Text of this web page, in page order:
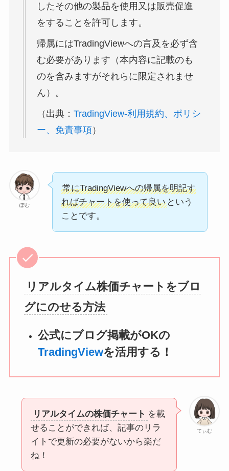
したその他の製品を使用又は販売促進
をすることを許可します。
帰属にはTradingViewへの言及を必ず含
む必要があります（本内容に記載のも
のを含みますがそれらに限定されませ
ん）。
（出典： TradingView-利用規約、ポリシ
ー、免責事項）
ぽむ
常にTradingViewへの帰属を明記す
ればチャートを使って良いという
ことです。
リアルタイム株価チャートをブロ
グにのせる方法
公式にブログ掲載がOKの
TradingViewを活用する！
てぃむ
リアルタイムの株価チャート を載
せることができれば、記事のリラ
イトで更新の必要がないから楽だ
ね！